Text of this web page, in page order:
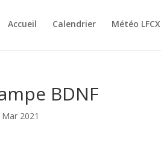
Accueil Calendrier Météo LFCX
BDNF
Mar 2021